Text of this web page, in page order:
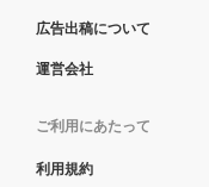
広告出稿について
運営会社
ご利用にあたって
利用規約